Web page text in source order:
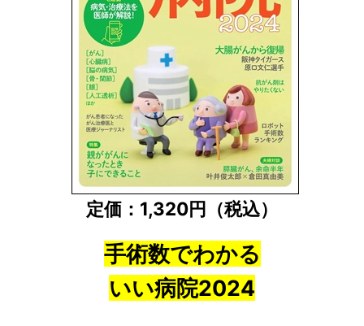
定価：1,320円（税込）
手術数でわかる
いい病院2024